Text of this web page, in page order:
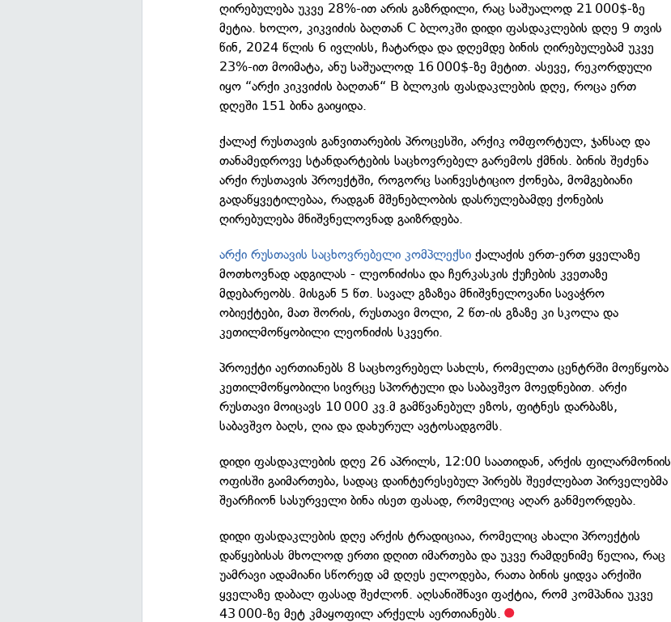
ღირებულება უკვე 28%-ით არის გაზრდილი, რაც საშუალოდ 21 000$-ზე
მეტია. ხოლო, კიკვიძის ბაღთან C ბლოკში დიდი ფასდაკლების დღე 9 თვის
წინ, 2024 წლის 6 ივლისს, ჩატარდა და დღემდე ბინის ღირებულებამ უკვე
23%-ით მოიმატა, ანუ საშუალოდ 16 000$-ზე მეტით. ასევე, რეკორდული
იყო “არქი კიკვიძის ბაღთან“ B ბლოკის ფასდაკლების დღე, როცა ერთ
დღეში 151 ბინა გაიყიდა.
ქალაქ რუსთავის განვითარების პროცესში, არქიკ ომფორტულ, ჯანსაღ და
თანამედროვე სტანდარტების საცხოვრებელ გარემოს ქმნის. ბინის შეძენა
არქი რუსთავის პროექტში, როგორც საინვესტიციო ქონება, მომგებიანი
გადაწყვეტილებაა, რადგან მშენებლობის დასრულებამდე ქონების
ღირებულება მნიშვნელოვნად გაიზრდება.
არქი რუსთავის საცხოვრებელი კომპლექსი ქალაქის ერთ-ერთ ყველაზე
მოთხოვნად ადგილას - ლეონიძისა და ჩერკასკის ქუჩების კვეთაზე
მდებარეობს. მისგან 5 წთ. სავალ გზაზეა მნიშვნელოვანი სავაჭრო
ობიექტები, მათ შორის, რუსთავი მოლი, 2 წთ-ის გზაზე კი სკოლა და
კეთილმოწყობილი ლეონიძის სკვერი.
პროექტი აერთიანებს 8 საცხოვრებელ სახლს, რომელთა ცენტრში მოეწყობა
კეთილმოწყობილი სივრცე სპორტული და საბავშვო მოედნებით. არქი
რუსთავი მოიცავს 10 000 კვ.მ გამწვანებულ ეზოს, ფიტნეს დარბაზს,
საბავშვო ბაღს, ღია და დახურულ ავტოსადგომს.
დიდი ფასდაკლების დღე 26 აპრილს, 12:00 საათიდან, არქის ფილარმონიის
ოფისში გაიმართება, სადაც დაინტერესებულ პირებს შეეძლებათ პირველებმა
შეარჩიონ სასურველი ბინა ისეთ ფასად, რომელიც აღარ განმეორდება.
დიდი ფასდაკლების დღე არქის ტრადიციაა, რომელიც ახალი პროექტის
დაწყებისას მხოლოდ ერთი დღით იმართება და უკვე რამდენიმე წელია, რაც
უამრავი ადამიანი სწორედ ამ დღეს ელოდება, რათა ბინის ყიდვა არქიში
ყველაზე დაბალ ფასად შეძლონ. აღსანიშნავი ფაქტია, რომ კომპანია უკვე
43 000-ზე მეტ კმაყოფილ არქელს აერთიანებს.